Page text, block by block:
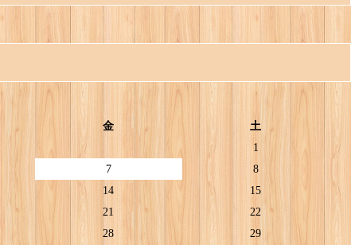
金
土
1
7
8
14
15
21
22
28 29